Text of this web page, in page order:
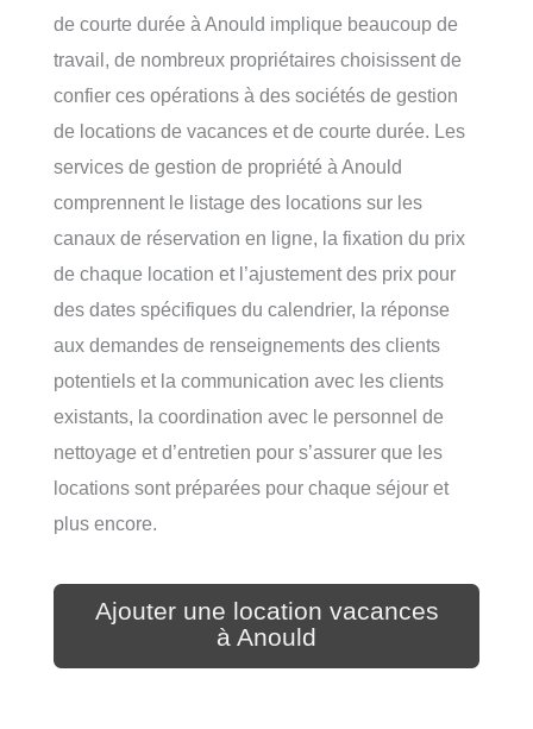
de courte durée à Anould implique beaucoup de
travail, de nombreux propriétaires choisissent de
confier ces opérations à des sociétés de gestion
de locations de vacances et de courte durée. Les
services de gestion de propriété à Anould
comprennent le listage des locations sur les
canaux de réservation en ligne, la fixation du prix
de chaque location et l’ajustement des prix pour
des dates spécifiques du calendrier, la réponse
aux demandes de renseignements des clients
potentiels et la communication avec les clients
existants, la coordination avec le personnel de
nettoyage et d’entretien pour s’assurer que les
locations sont préparées pour chaque séjour et
plus encore.
Ajouter une location vacances
à Anould